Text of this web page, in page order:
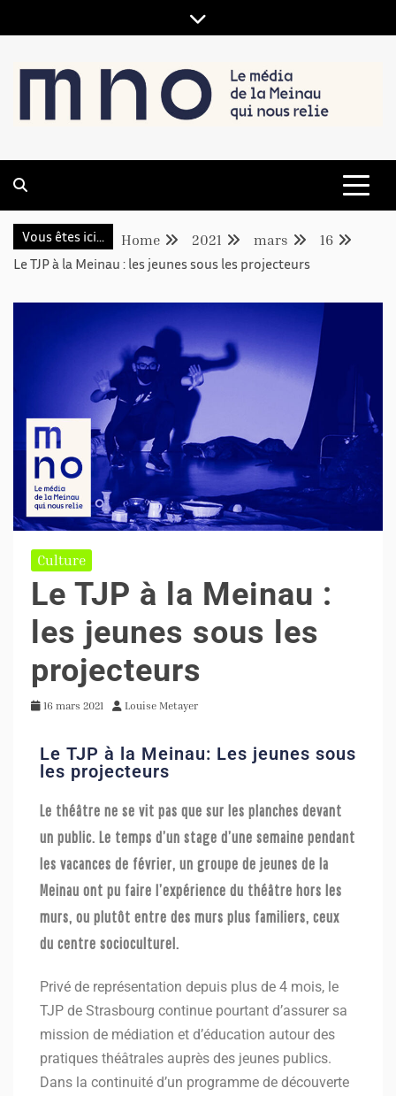
Vous êtes ici... Home 2021 mars
16
Le TJP à la Meinau : les jeunes sous les projecteurs
Culture
Le TJP à la Meinau :
les jeunes sous les
projecteurs
16 mars 2021 Louise Metayer
Le TJP à la Meinau: Les jeunes sous
les projecteurs
Le théâtre ne se vit pas que sur les planches devant
un public. Le temps d’un stage d’une semaine pendant
les vacances de février, un groupe de jeunes de la
Meinau ont pu faire l’expérience du théâtre hors les
murs, ou plutôt entre des murs plus familiers, ceux
du centre socioculturel.
Privé de représentation depuis plus de 4 mois, le
TJP de Strasbourg continue pourtant d’assurer sa
mission de médiation et d’éducation autour des
pratiques théâtrales auprès des jeunes publics.
Dans la continuité d’un programme de découverte